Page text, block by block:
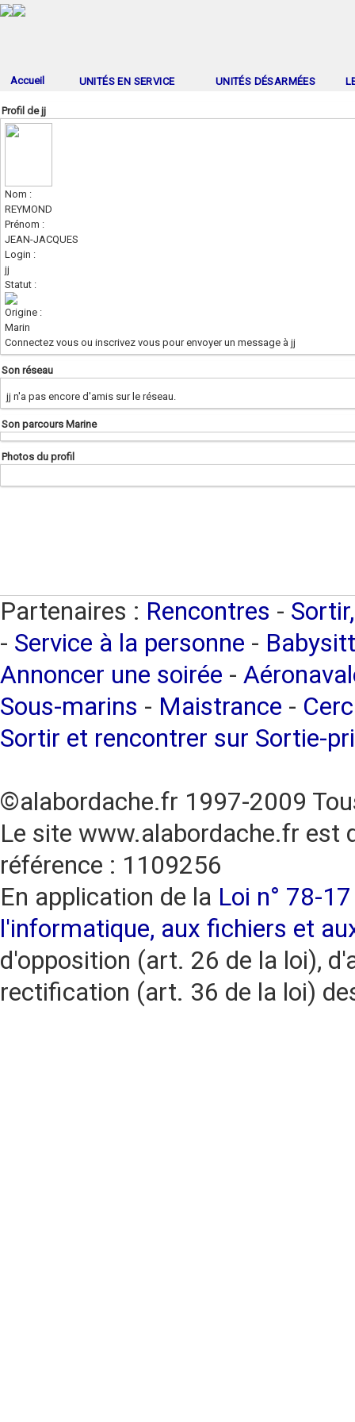
Accueil UNITÉS EN SERVICE UNITÉS DÉSARMÉES
Profil de jj
Nom :
REYMOND
Prénom :
JEAN-JACQUES
Login :
jj
Statut :
Origine :
Marin
Connectez vous ou inscrivez vous pour envoyer un message à jj
Son réseau
jj n'a pas encore d'amis sur le réseau.
Son parcours Marine
Photos du profil
Partenaires : Rencontres -
- Service à la personne -
Annoncer une soirée -
Sous-marins - Maistrance -
Sortir et rencontrer sur Sortie-
©alabordache.fr 1997-2009
Le site www.alabordache.fr est
référence : 1109256
En application de la Loi n° 78-
l'informatique, aux fichiers et
d'opposition (art. 26 de la loi),
rectification (art. 36 de la loi)